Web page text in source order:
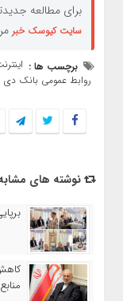
برای مطالعه
سایت کیوسک خبر
برچسب ها :
روابط عمومی بانک دی
نوشته های